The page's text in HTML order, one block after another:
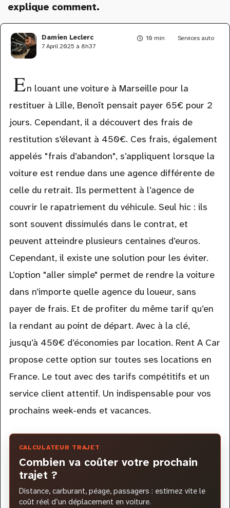
explique comment.
10 min Services auto
Damien Leclerc
7 April 2025 à 8h37
En louant une voiture à Marseille pour la
restituer à Lille, Benoît pensait payer 65€ pour 2
jours. Cependant, il a découvert des frais de
restitution s'élevant à 450€. Ces frais, également
appelés "frais d’abandon", s’appliquent lorsque la
voiture est rendue dans une agence différente de
celle du retrait. Ils permettent à l’agence de
couvrir le rapatriement du véhicule. Seul hic : ils
sont souvent dissimulés dans le contrat, et
peuvent atteindre plusieurs centaines d’euros.
Cependant, il existe une solution pour les éviter.
L’option "aller simple" permet de rendre la voiture
dans n’importe quelle agence du loueur, sans
payer de frais. Et de profiter du même tarif qu’en
la rendant au point de départ. Avec à la clé,
jusqu’à 450€ d’économies par location. Rent A Car
propose cette option sur toutes ses locations en
France. Le tout avec des tarifs compétitifs et un
service client attentif. Un indispensable pour vos
prochains week-ends et vacances.
CALCULATEUR TRAJET
Combien va coûter votre prochain
trajet ?
Distance, carburant, péage, passagers : estimez vite le
coût réel d’un déplacement en voiture.